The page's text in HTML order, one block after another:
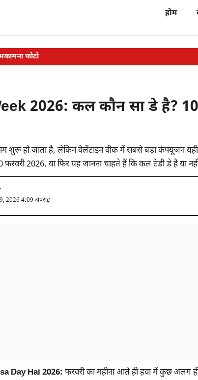
होम
फोटो
2026: कल कौन सा डे है? 10
शुरू हो जाता है, लेकिन वेलेंटाइन वीक में सबसे बड़ा कंफ्यूजन
फरवरी 2026, या फिर यह जानना चाहते हैं कि कल टेडी डे है या
2026 4:09 अपराह्न
Day Hai 2026: फरवरी का महीना आते ही हवा में कुछ अलग